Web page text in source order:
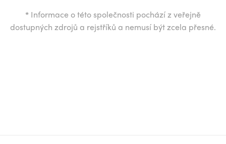
* Informace o této společnosti pochází z veřejně
dostupných zdrojů a rejstříků a nemusí být zcela přesné.